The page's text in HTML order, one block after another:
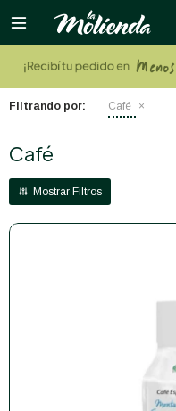

Filtrando por: Café
Café